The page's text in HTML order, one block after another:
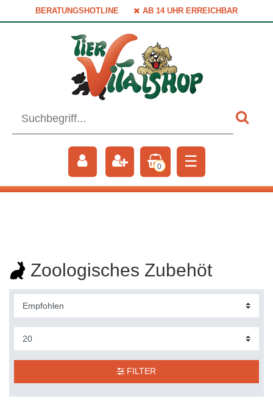
BERATUNGSHOTLINE AB 14 UHR ERREICHBAR
0 ☰
Zoologisches Zubehöt
FILTER